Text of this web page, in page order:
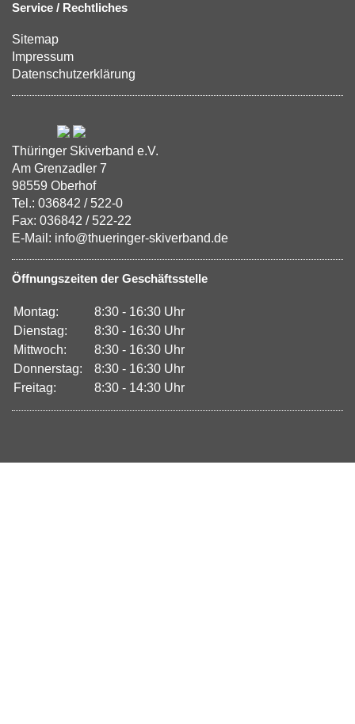
Service / Rechtliches
Sitemap
Impressum
Datenschutzerklärung
Thüringer Skiverband e.V.
Am Grenzadler 7
98559 Oberhof
Tel.: 036842 / 522-0
Fax: 036842 / 522-22
E-Mail: info@thueringer-skiverband.de
Öffnungszeiten der Geschäftsstelle
Montag:
8:30 - 16:30 Uhr
Dienstag:
8:30 - 16:30 Uhr
Mittwoch:
8:30 - 16:30 Uhr
Donnerstag:
8:30 - 16:30 Uhr
Freitag:
8:30 - 14:30 Uhr